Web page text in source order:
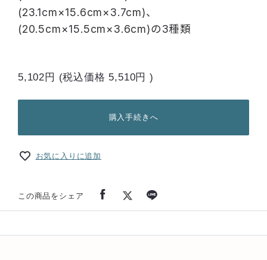
(23.1cm×15.6cm×3.7cm)、
(20.5cm×15.5cm×3.6cm)の3種類
5,102円 (税込価格 5,510円 )
購入手続きへ
お気に入りに追加
この商品をシェア